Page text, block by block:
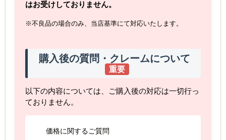
はお受けしておりません。
※不良品の場合のみ、当店基準にて対応いたします。
購入後の質問・クレームについて
重要
以下の内容については、ご購入後の対応は一切行っ
ておりません。
価格に関するご質問